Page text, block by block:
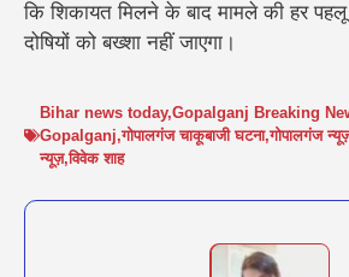
कि शिकायत मिलने के बाद मामले की हर
दोषियों को बख्शा नहीं जाएगा।
Bihar news today,Gopalganj Breaking
Gopalganj,गोपालगंज चाकूबाजी घटना,गोपालगंज
न्यूज़,विवेक शाह